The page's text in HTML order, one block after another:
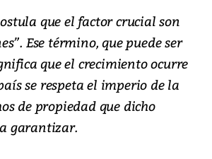
que el factor crucial son
Ese término, que puede ser
que el crecimiento ocurre
se respeta el imperio de la
de propiedad que dicho
garantizar.